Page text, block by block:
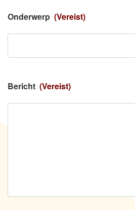
Onderwerp (Vereist)
Bericht (Vereist)